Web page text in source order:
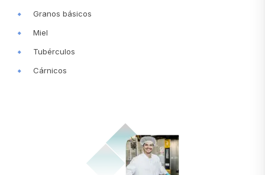
Granos básicos
Miel
Tubérculos
Cárnicos